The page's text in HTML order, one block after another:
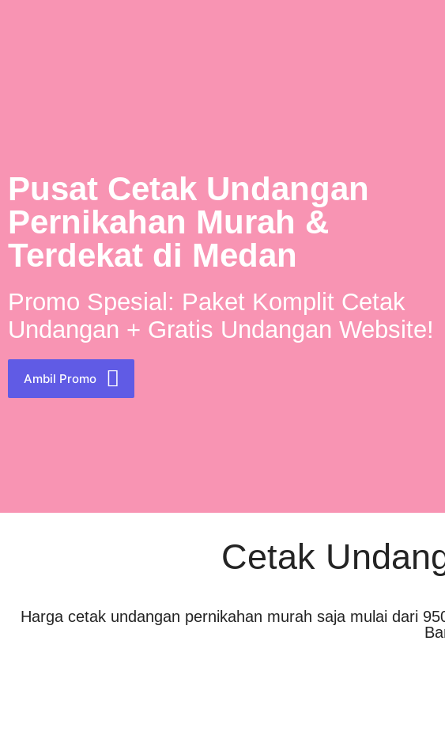
Pusat Cetak Undangan
Pernikahan Murah &
Terdekat di Medan
Promo Spesial: Paket Komplit Cetak
Undangan + Gratis Undangan Website!
Ambil Promo
Cetak
Harga cetak undangan pernikahan murah saja mulai dari